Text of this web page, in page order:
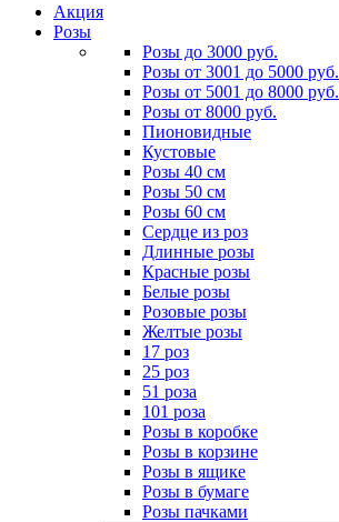
Акция
Розы
Розы до 3000 руб.
Розы от 3001 до 5000 руб.
Розы от 5001 до 8000 руб.
Розы от 8000 руб.
Пионовидные
Кустовые
Розы 40 см
Розы 50 см
Розы 60 см
Сердце из роз
Длинные розы
Красные розы
Белые розы
Розовые розы
Желтые розы
17 роз
25 роз
51 роза
101 роза
Розы в коробке
Розы в корзине
Розы в ящике
Розы в бумаге
Розы пачками